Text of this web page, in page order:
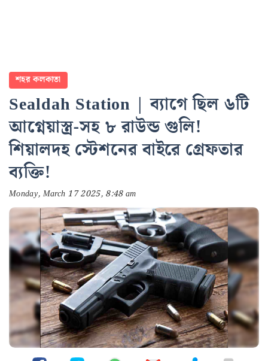
শহর কলকাতা
Sealdah Station | ব্যাগে ছিল ৬টি
আগ্নেয়াস্ত্র-সহ ৮ রাউন্ড গুলি!
শিয়ালদহ স্টেশনের বাইরে গ্রেফতার
ব্যক্তি!
Monday, March 17 2025, 8:48 am